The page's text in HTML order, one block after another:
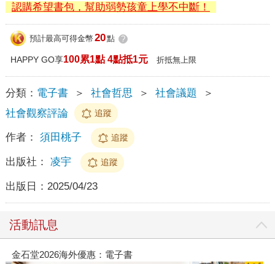
認購希望書包，幫助弱勢孩童上學不中斷！
預計最高可得金幣 20點 ?
HAPPY GO享100累1點 4點抵1元 折抵無上限
分類： 電子書 ＞ 社會哲思 ＞ 社會議題
＞
社會觀察評論
追蹤
作者： 須田桃子 追蹤
出版社： 凌宇 追蹤
出版日： 2025/04/23
活動訊息
電子書